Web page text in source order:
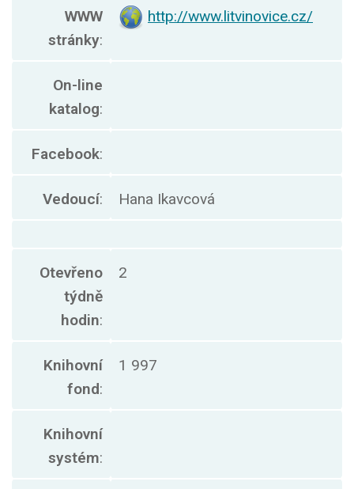
WWW
stránky:
http://www.litvinovice.cz/
On-line
katalog:
Facebook:
Vedoucí: Hana Ikavcová
Otevřeno
týdně
hodin:
2
Knihovní
fond:
1 997
Knihovní
systém: